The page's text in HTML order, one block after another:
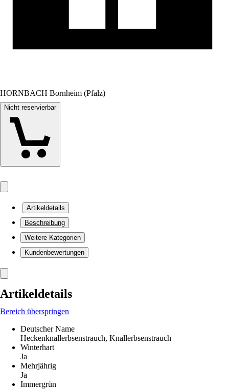
HORNBACH Bornheim (Pfalz)
Nicht reservierbar
Artikeldetails
Beschreibung
Weitere Kategorien
Kundenbewertungen
Artikeldetails
Bereich überspringen
Deutscher Name
Heckenknallerbsenstrauch, Knallerbsenstrauch
Winterhart
Ja
Mehrjährig
Ja
Immergrün